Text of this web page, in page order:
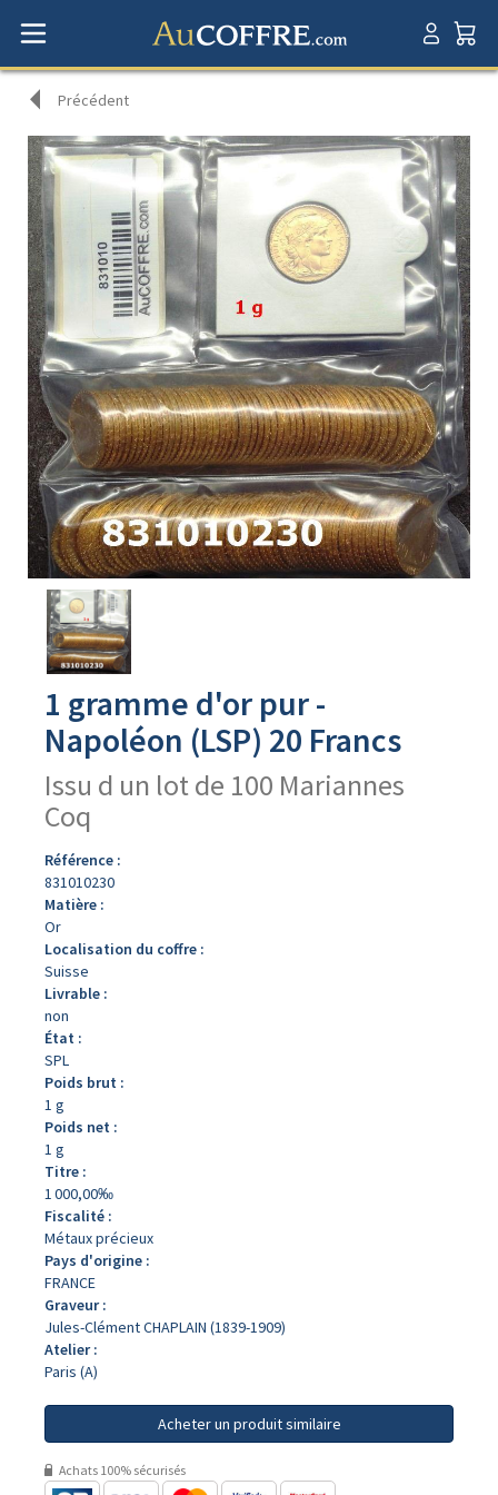
Précédent
Avers
produit
1 gramme d'or pur -
Napoléon (LSP) 20 Francs
Issu d un lot de 100 Mariannes
Coq
Référence :
831010230
Matière :
Or
Localisation du coffre :
Suisse
Livrable :
non
État :
SPL
Poids brut :
1 g
Poids net :
1 g
Titre :
1 000,00‰
Fiscalité :
Métaux précieux
Pays d'origine :
FRANCE
Graveur :
Jules-Clément CHAPLAIN (1839-1909)
Atelier :
Paris (A)
Acheter un produit similaire
Achats 100% sécurisés